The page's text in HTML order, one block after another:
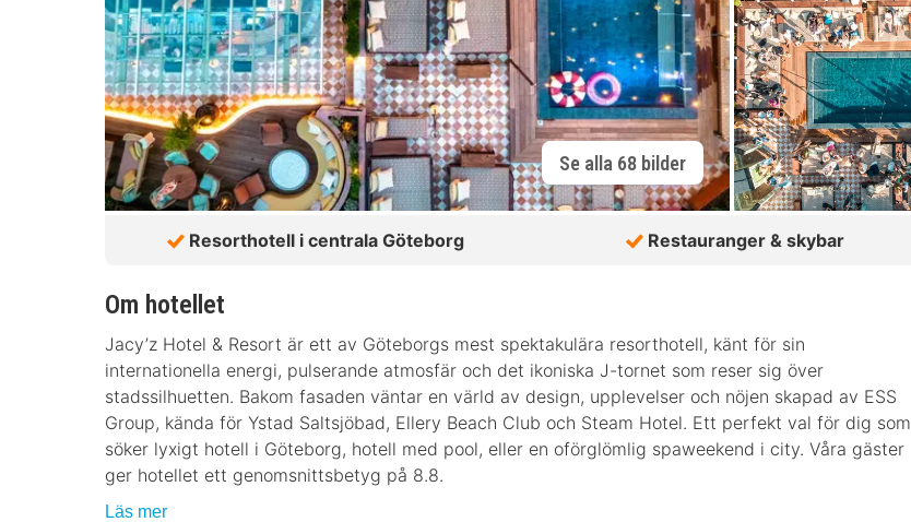
Se alla 68 bilder
Resorthotell i centrala Göteborg Restauranger & skybar
Om hotellet
Jacy’z Hotel & Resort är ett av Göteborgs mest spektakulära resorthotell, känt för sin
internationella energi, pulserande atmosfär och det ikoniska J-tornet som reser sig över
stadssilhuetten. Bakom fasaden väntar en värld av design, upplevelser och nöjen skapad av ESS
Group, kända för Ystad Saltsjöbad, Ellery Beach Club och Steam Hotel. Ett perfekt val för dig som
söker lyxigt hotell i Göteborg, hotell med pool, eller en oförglömlig spaweekend i city. Våra gäster
ger hotellet ett genomsnittsbetyg på 8.8.
Läs mer